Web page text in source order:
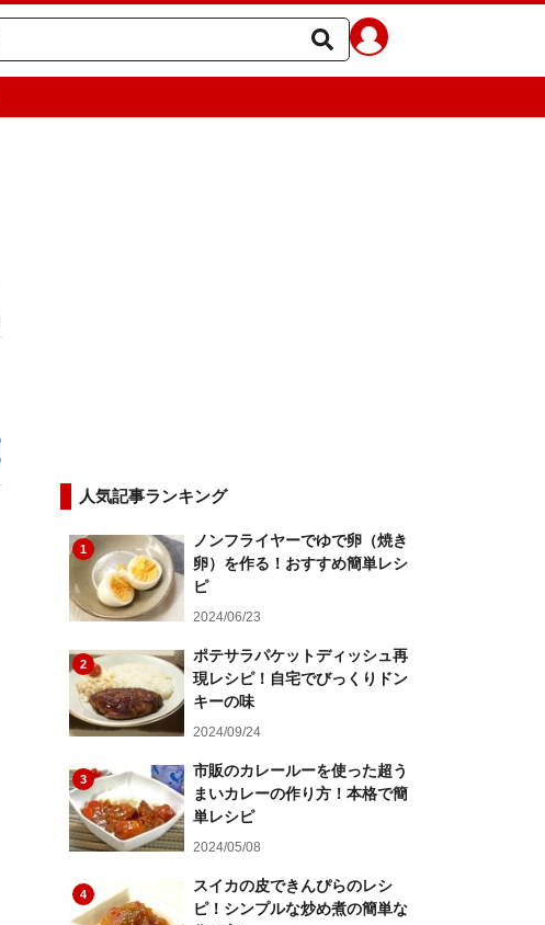
人気記事ランキング
1
ノンフライヤーでゆで卵（焼き
卵）を作る！おすすめ簡単レシ
ピ
2024/06/23
2
ポテサラパケットディッシュ再
現レシピ！自宅でびっくりドン
キーの味
2024/09/24
3
市販のカレールーを使った超う
まいカレーの作り方！本格で簡
単レシピ
2024/05/08
4
スイカの皮できんぴらのレシ
ピ！シンプルな炒め煮の簡単な